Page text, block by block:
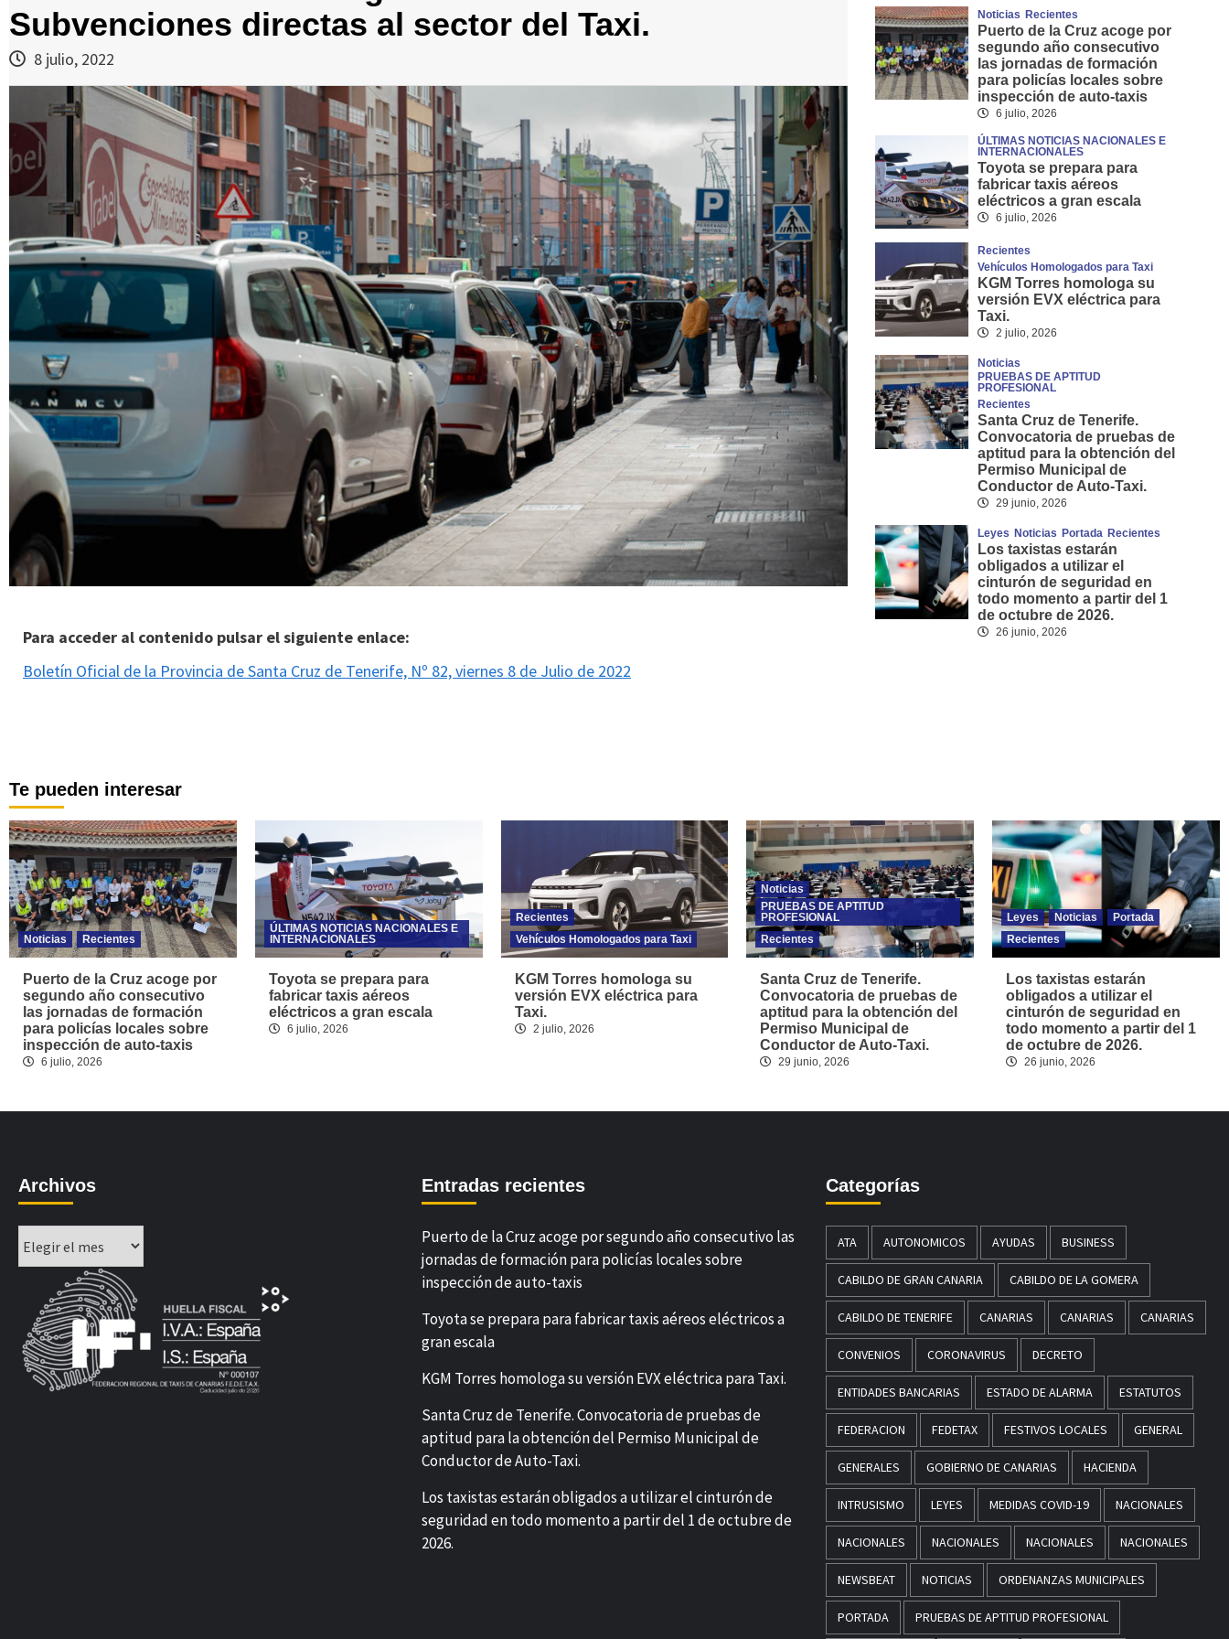
Subvenciones directas al sector del Taxi.
8 julio, 2022
Para acceder al contenido pulsar el siguiente enlace:
Boletín Oficial de la Provincia de Santa Cruz de Tenerife, Nº 82, viernes 8 de Julio de 2022
Noticias Recientes
Puerto de la Cruz acoge por
segundo año consecutivo
las jornadas de formación
para policías locales sobre
inspección de auto-taxis
6 julio, 2026
ÚLTIMAS NOTICIAS NACIONALES E
INTERNACIONALES
Toyota se prepara para
fabricar taxis aéreos
eléctricos a gran escala
6 julio, 2026
Recientes
Vehículos Homologados para Taxi
KGM Torres homologa su
versión EVX eléctrica para
Taxi.
2 julio, 2026
Noticias
PRUEBAS DE APTITUD
PROFESIONAL
Recientes
Santa Cruz de Tenerife.
Convocatoria de pruebas de
aptitud para la obtención del
Permiso Municipal de
Conductor de Auto-Taxi.
29 junio, 2026
Leyes Noticias Portada Recientes
Los taxistas estarán
obligados a utilizar el
cinturón de seguridad en
todo momento a partir del 1
de octubre de 2026.
26 junio, 2026
Te pueden interesar
Noticias Recientes
Puerto de la Cruz acoge por
segundo año consecutivo
las jornadas de formación
para policías locales sobre
inspección de auto-taxis
6 julio, 2026
ÚLTIMAS NOTICIAS NACIONALES E
INTERNACIONALES
Toyota se prepara para
fabricar taxis aéreos
eléctricos a gran escala
6 julio, 2026
Recientes
Vehículos Homologados para Taxi
KGM Torres homologa su
versión EVX eléctrica para
Taxi.
2 julio, 2026
Noticias
PRUEBAS DE APTITUD
PROFESIONAL
Recientes
Santa Cruz de Tenerife.
Convocatoria de pruebas de
aptitud para la obtención del
Permiso Municipal de
Conductor de Auto-Taxi.
29 junio, 2026
Leyes Noticias
Portada
Recientes
Los taxistas estarán
obligados a utilizar el
cinturón de seguridad en
todo momento a partir del 1
de octubre de 2026.
26 junio, 2026
Archivos Entradas recientes
Puerto de la Cruz acoge por segundo año consecutivo las
jornadas de formación para policías locales sobre
inspección de auto-taxis
Toyota se prepara para fabricar taxis aéreos eléctricos a
gran escala
KGM Torres homologa su versión EVX eléctrica para Taxi.
Santa Cruz de Tenerife. Convocatoria de pruebas de
aptitud para la obtención del Permiso Municipal de
Conductor de Auto-Taxi.
Los taxistas estarán obligados a utilizar el cinturón de
seguridad en todo momento a partir del 1 de octubre de
2026.
Categorías
ATA AUTONOMICOS AYUDAS BUSINESS
CABILDO DE GRAN CANARIA CABILDO DE LA GOMERA
CABILDO DE TENERIFE CANARIAS CANARIAS CANARIAS
CONVENIOS CORONAVIRUS DECRETO
ENTIDADES BANCARIAS ESTADO DE ALARMA ESTATUTOS
FEDERACION FEDETAX FESTIVOS LOCALES GENERAL
GENERALES GOBIERNO DE CANARIAS HACIENDA
INTRUSISMO LEYES MEDIDAS COVID-19 NACIONALES
NACIONALES NACIONALES NACIONALES NACIONALES
NEWSBEAT NOTICIAS ORDENANZAS MUNICIPALES
PORTADA PRUEBAS DE APTITUD PROFESIONAL